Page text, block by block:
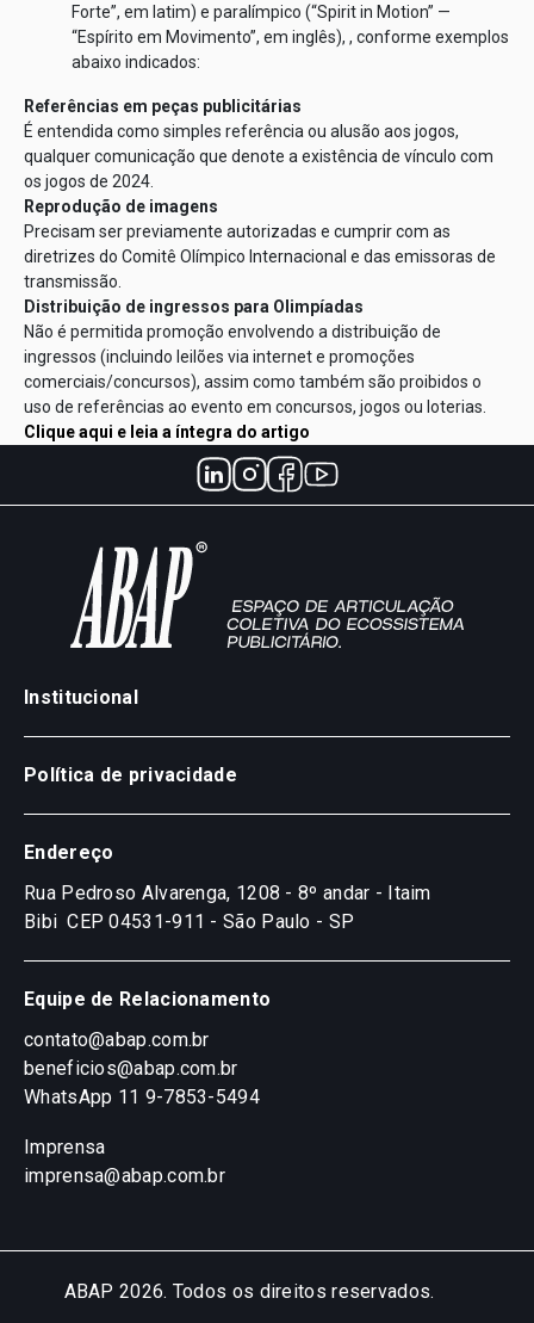
Forte”, em latim) e paralímpico (“Spirit in Motion” —
“Espírito em Movimento”, em inglês), , conforme exemplos
abaixo indicados:
Referências em peças publicitárias
É entendida como simples referência ou alusão aos jogos,
qualquer comunicação que denote a existência de vínculo com
os jogos de 2024.
Reprodução de imagens
Precisam ser previamente autorizadas e cumprir com as
diretrizes do Comitê Olímpico Internacional e das emissoras de
transmissão.
Distribuição de ingressos para Olimpíadas
Não é permitida promoção envolvendo a distribuição de
ingressos (incluindo leilões via internet e promoções
comerciais/concursos), assim como também são proibidos o
uso de referências ao evento em concursos, jogos ou loterias.
Clique aqui e leia a íntegra do artigo
Institucional
Política de privacidade
Endereço
Rua Pedroso Alvarenga, 1208 - 8º andar - Itaim
Bibi CEP 04531-911 - São Paulo - SP
Equipe de Relacionamento
contato@abap.com.br
beneficios@abap.com.br
WhatsApp 11 9-7853-5494
Imprensa
imprensa@abap.com.br
ABAP 2026. Todos os direitos reservados.